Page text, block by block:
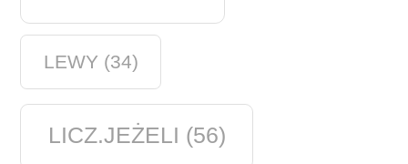
LEWY (34)
LICZ.JEŻELI (56)